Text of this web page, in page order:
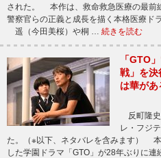
された。 本作は、救命救急医療の最前
警察官らの正義と成長を描く本格医療ド
遥（今田美桜）や桐 … 続きを読む
「GTO
戦」を決
は華があ
反町隆史
レ・フジ
た。（※以下、ネタバレを含みます）
した学園ドラマ「GTO」が28年ぶりに